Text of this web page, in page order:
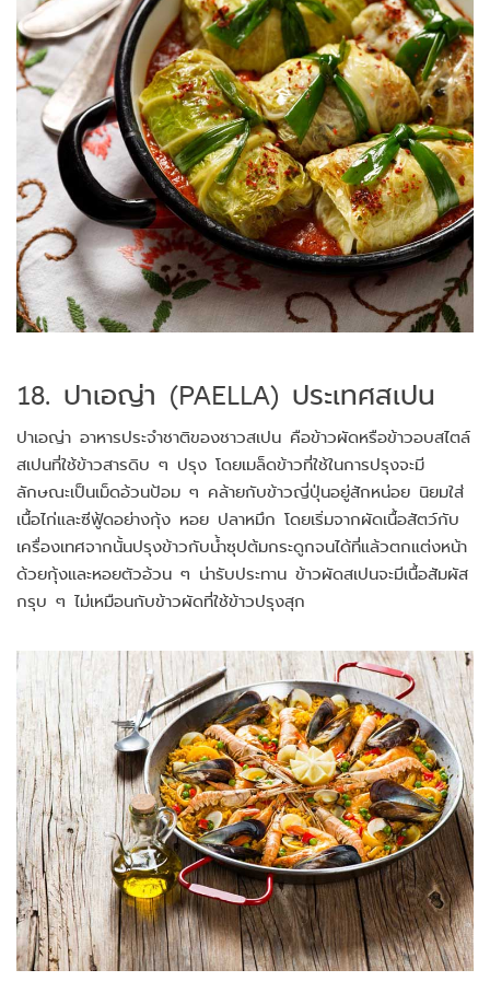
18. ปาเอญ่า (PAELLA) ประเทศสเปน
ปาเอญ่า อาหารประจำชาติของชาวสเปน คือข้าวผัดหรือข้าวอบสไตล์
สเปนที่ใช้ข้าวสารดิบ ๆ ปรุง โดยเมล็ดข้าวที่ใช้ในการปรุงจะมี
ลักษณะเป็นเม็ดอ้วนป้อม ๆ คล้ายกับข้าวญี่ปุ่นอยู่สักหน่อย นิยมใส่
เนื้อไก่และซีฟู้ดอย่างกุ้ง หอย ปลาหมึก โดยเริ่มจากผัดเนื้อสัตว์กับ
เครื่องเทศจากนั้นปรุงข้าวกับน้ำซุปต้มกระดูกจนได้ที่แล้วตกแต่งหน้า
ด้วยกุ้งและหอยตัวอ้วน ๆ น่ารับประทาน ข้าวผัดสเปนจะมีเนื้อสัมผัส
กรุบ ๆ ไม่เหมือนกับข้าวผัดที่ใช้ข้าวปรุงสุก